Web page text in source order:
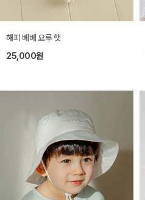
해피 베베 요루 햇
25,000원